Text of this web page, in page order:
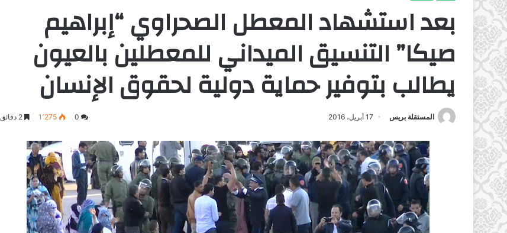
بعد استشهاد المعطل الصحراوي “إبراهيم
صيكا” التنسيق الميداني للمعطلين بالعيون
يطالب بتوفير حماية دولية لحقوق الإنسان
المستقلة بريس 17 أبريل، 2016 0 1٬275